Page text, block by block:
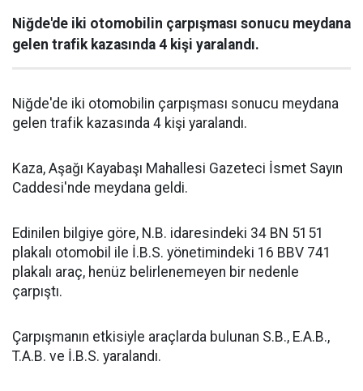
Niğde'de iki otomobilin çarpışması sonucu meydana
gelen trafik kazasında 4 kişi yaralandı.
Niğde'de iki otomobilin çarpışması sonucu meydana
gelen trafik kazasında 4 kişi yaralandı.
Kaza, Aşağı Kayabaşı Mahallesi Gazeteci İsmet Sayın
Caddesi'nde meydana geldi.
Edinilen bilgiye göre, N.B. idaresindeki 34 BN 5151
plakalı otomobil ile İ.B.S. yönetimindeki 16 BBV 741
plakalı araç, henüz belirlenemeyen bir nedenle
çarpıştı.
Çarpışmanın etkisiyle araçlarda bulunan S.B., E.A.B.,
T.A.B. ve İ.B.S. yaralandı.